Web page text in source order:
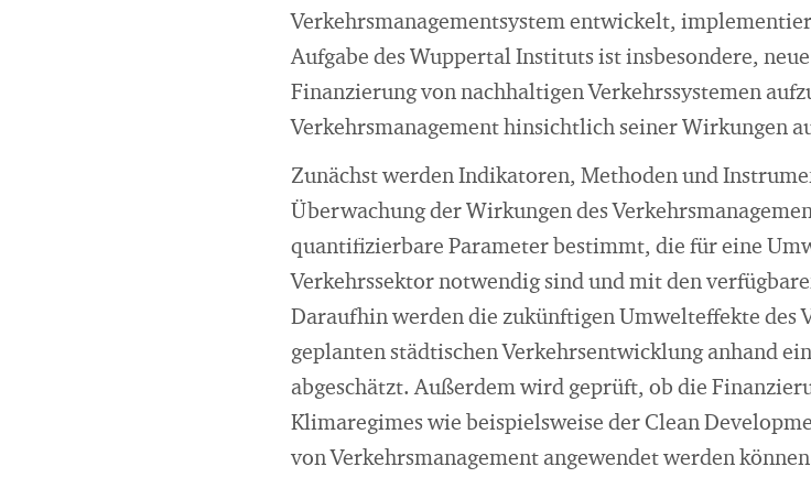
Verkehrsmanagementsystem entwickelt,
Aufgabe des Wuppertal Instituts ist insbesondere,
Finanzierung von nachhaltigen Verkehrssystemen
Verkehrsmanagement hinsichtlich seiner Wirkungen
Zunächst werden Indikatoren, Methoden und
Überwachung der Wirkungen des
quantifizierbare Parameter bestimmt, die für eine
Verkehrssektor notwendig sind und mit den
Daraufhin werden die zukünftigen Umwelteffekte des
geplanten städtischen Verkehrsentwicklung anhand
abgeschätzt. Außerdem wird geprüft, ob die
Klimaregimes wie beispielsweise der Clean
von Verkehrsmanagement angewendet werden